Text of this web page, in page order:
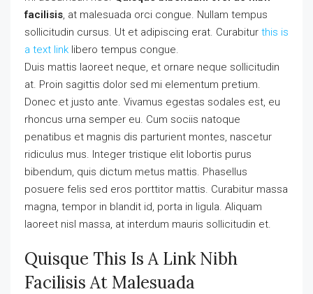
facilisis, at malesuada orci congue. Nullam tempus
sollicitudin cursus. Ut et adipiscing erat. Curabitur this is
a text link libero tempus congue.
Duis mattis laoreet neque, et ornare neque sollicitudin
at. Proin sagittis dolor sed mi elementum pretium.
Donec et justo ante. Vivamus egestas sodales est, eu
rhoncus urna semper eu. Cum sociis natoque
penatibus et magnis dis parturient montes, nascetur
ridiculus mus. Integer tristique elit lobortis purus
bibendum, quis dictum metus mattis. Phasellus
posuere felis sed eros porttitor mattis. Curabitur massa
magna, tempor in blandit id, porta in ligula. Aliquam
laoreet nisl massa, at interdum mauris sollicitudin et.
Quisque This Is A Link Nibh
Facilisis At Malesuada